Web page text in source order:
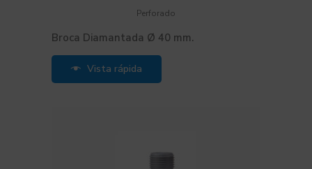
Perforado
Broca Diamantada Ø 40 mm.
Vista rápida